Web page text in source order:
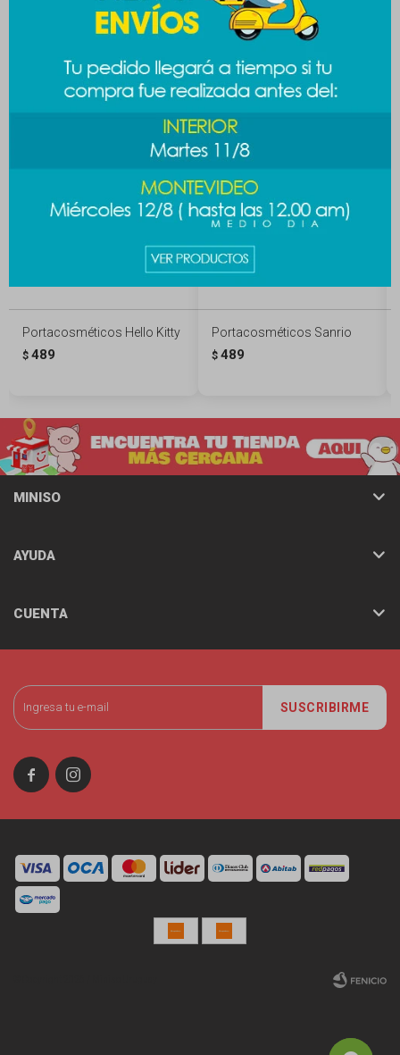
Productos que te pueden interesar
Portacosméticos Hello Kitty
$ 489
Portacosméticos Sanrio
$ 489
SUSCRIBIRME
 
MINISO
AYUDA
CUENTA